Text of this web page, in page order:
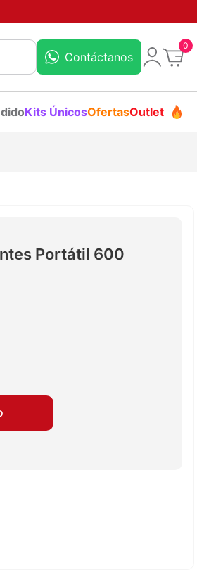
Contáctanos
0
Kits ÚnicosOfertasOutlet
Portátil 600